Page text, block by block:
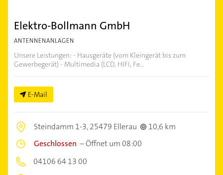
Elektro-Bollmann GmbH
ANTENNENANLAGEN
Unsere Leistungen: - Hausgeräte (vom Kleingerät bis zum
Gewerbegerät) - Multimedia (LCD, HIFI, Fe...
E-Mail
Steindamm 1-3,25479 Ellerau
10,6 km
Geschlossen –Öffnet um 08:00
04106 64 13 00